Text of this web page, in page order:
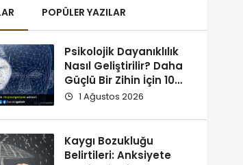
POPÜLER YAZILAR
Psikolojik Dayanıklılık
Nasıl Geliştirilir? Daha
Güçlü Bir Zihin İçin 10
Alışkanlık
1 Ağustos 2026
Kaygı Bozukluğu
Belirtileri: Anksiyete